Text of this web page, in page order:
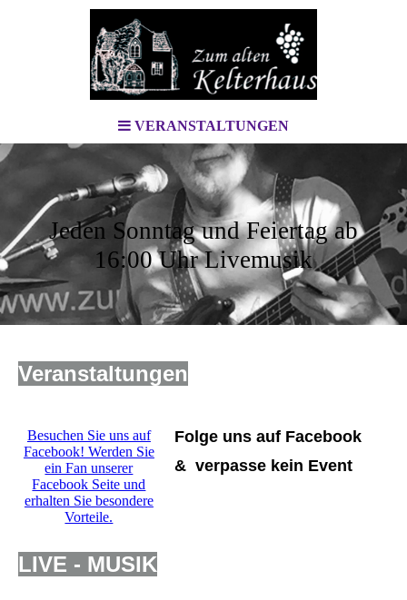
VERANSTALTUNGEN
Jeden Sonntag und Feiertag ab
16:00 Uhr Livemusik
Veranstaltungen
Besuchen Sie uns auf
Facebook! Werden Sie
ein Fan unserer
Facebook Seite und
erhalten Sie besondere
Vorteile.
Folge uns auf Facebook
& verpasse kein Event
LIVE - MUSIK